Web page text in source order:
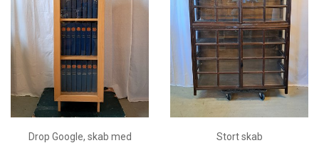
Drop Google, skab med
Stort skab